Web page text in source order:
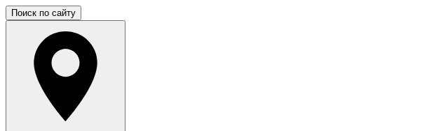
Поиск по сайту